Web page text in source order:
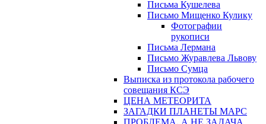
Письма Кушелева
Письмо Мищенко Кулику
Фотографии
рукописи
Письма Лермана
Письмо Журавлева Львову
Письмо Сумца
Выписка из протокола рабочего
совещания КСЭ
ЦЕНА МЕТЕОРИТА
ЗАГАДКИ ПЛАНЕТЫ МАРС
ПРОБЛЕМА, А НЕ ЗАДАЧА